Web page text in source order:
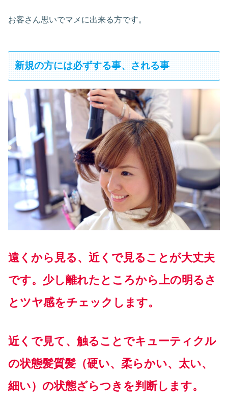
お客さん思いでマメに出来る方です。
新規の方には必ずする事、される事
遠くから見る、近くで見ることが大丈夫
です。少し離れたところから上の明るさ
とツヤ感をチェックします。
近くで見て、触ることでキューティクル
の状態髪質髪（硬い、柔らかい、太い、
細い）の状態ざらつきを判断します。